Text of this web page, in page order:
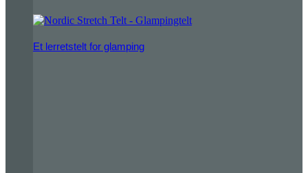
Et lerretstelt for glamping